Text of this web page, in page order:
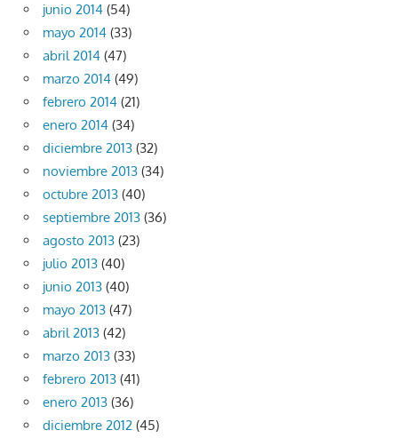
junio 2014 (54)
mayo 2014 (33)
abril 2014 (47)
marzo 2014 (49)
febrero 2014 (21)
enero 2014 (34)
diciembre 2013 (32)
noviembre 2013 (34)
octubre 2013 (40)
septiembre 2013 (36)
agosto 2013 (23)
julio 2013 (40)
junio 2013 (40)
mayo 2013 (47)
abril 2013 (42)
marzo 2013 (33)
febrero 2013 (41)
enero 2013 (36)
diciembre 2012 (45)